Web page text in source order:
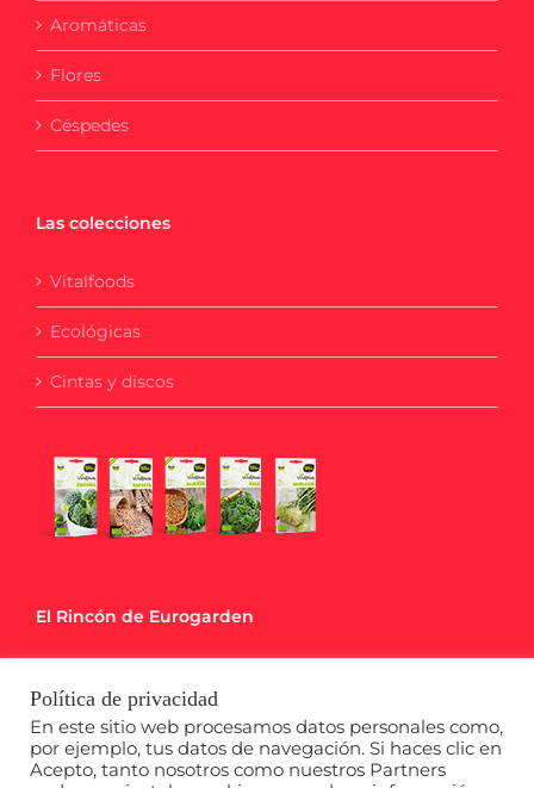
Aromáticas
Flores
Céspedes
Las colecciones
Vitalfoods
Ecológicas
Cintas y discos
El Rincón de Eurogarden
Calendario de Siembra
Descargables
Política de privacidad
En este sitio web procesamos datos personales como,
por ejemplo, tus datos de navegación. Si haces clic en
Acepto, tanto nosotros como nuestros Partners